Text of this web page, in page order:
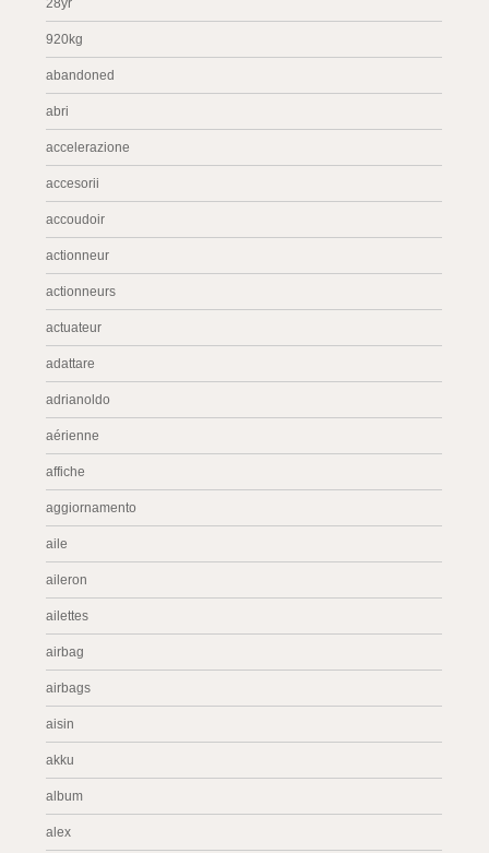
28yr
920kg
abandoned
abri
accelerazione
accesorii
accoudoir
actionneur
actionneurs
actuateur
adattare
adrianoldo
aérienne
affiche
aggiornamento
aile
aileron
ailettes
airbag
airbags
aisin
akku
album
alex